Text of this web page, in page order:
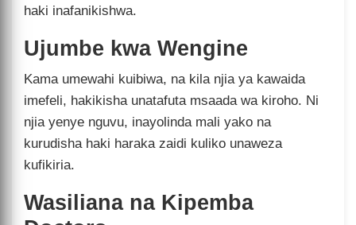
haki inafanikishwa.
Ujumbe kwa Wengine
Kama umewahi kuibiwa, na kila njia ya kawaida
imefeli, hakikisha unatafuta msaada wa kiroho. Ni
njia yenye nguvu, inayolinda mali yako na
kurudisha haki haraka zaidi kuliko unaweza
kufikiria.
Wasiliana na Kipemba